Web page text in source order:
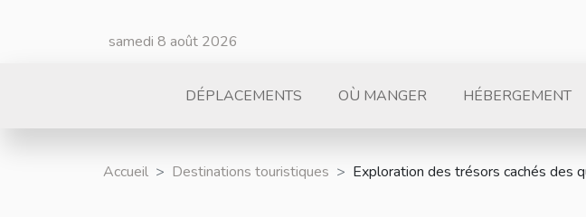
samedi 8 août 2026
DÉPLACEMENTS OÙ MANGER HÉBERGEMENT
Accueil Destinations touristiques Exploration des trésors cachés des